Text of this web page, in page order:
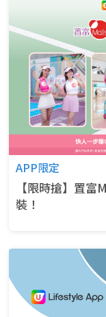
APP限定
【限時搶】置
裝！